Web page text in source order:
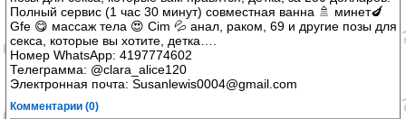
Полный сервис (1 час 30 минут) совместная ванна 🚿 минет🍆
Gfe 😋 массаж тела 😍 Cim 💦 анал, раком, 69 и другие позы для
секса, которые вы хотите, детка….
Номер WhatsApp: 4197774602
Телеграмма: @clara_alice120
Электронная почта: Susanlewis0004@gmail.com
Комментарии (0)